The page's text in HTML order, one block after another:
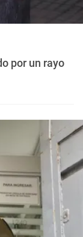
por un rayo